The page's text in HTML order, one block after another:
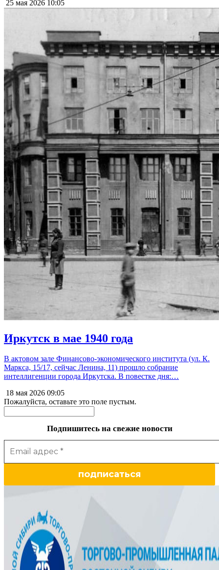
25 мая 2026 10:05
Иркутск в мае 1940 года
В актовом зале Финансово-экономического института (ул. К.
Маркса, 15/17, сейчас Ленина, 11) прошло собрание
интеллигенции города Иркутска. В повестке дня:…
18 мая 2026 09:05
Пожалуйста, оставьте это поле пустым.
Подпишитесь на свежие новости